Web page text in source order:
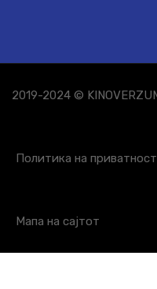
2019-2024 ©
Политика на приватност
Мапа на сајтот